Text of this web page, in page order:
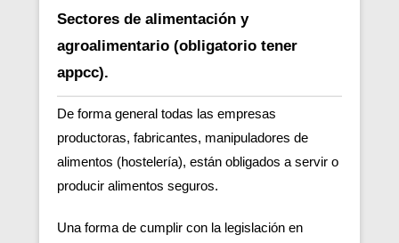
Sectores de alimentación y
agroalimentario (obligatorio tener
appcc).
De forma general todas las empresas
productoras, fabricantes, manipuladores de
alimentos (hostelería), están obligados a servir o
producir alimentos seguros.
Una forma de cumplir con la legislación en